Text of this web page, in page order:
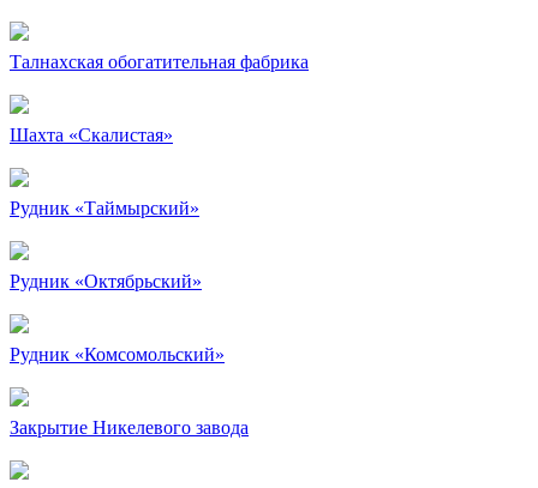
Талнахская обогатительная фабрика
Шахта «Скалистая»
Рудник «Таймырский»
Рудник «Октябрьский»
Рудник «Комсомольский»
Закрытие Никелевого завода